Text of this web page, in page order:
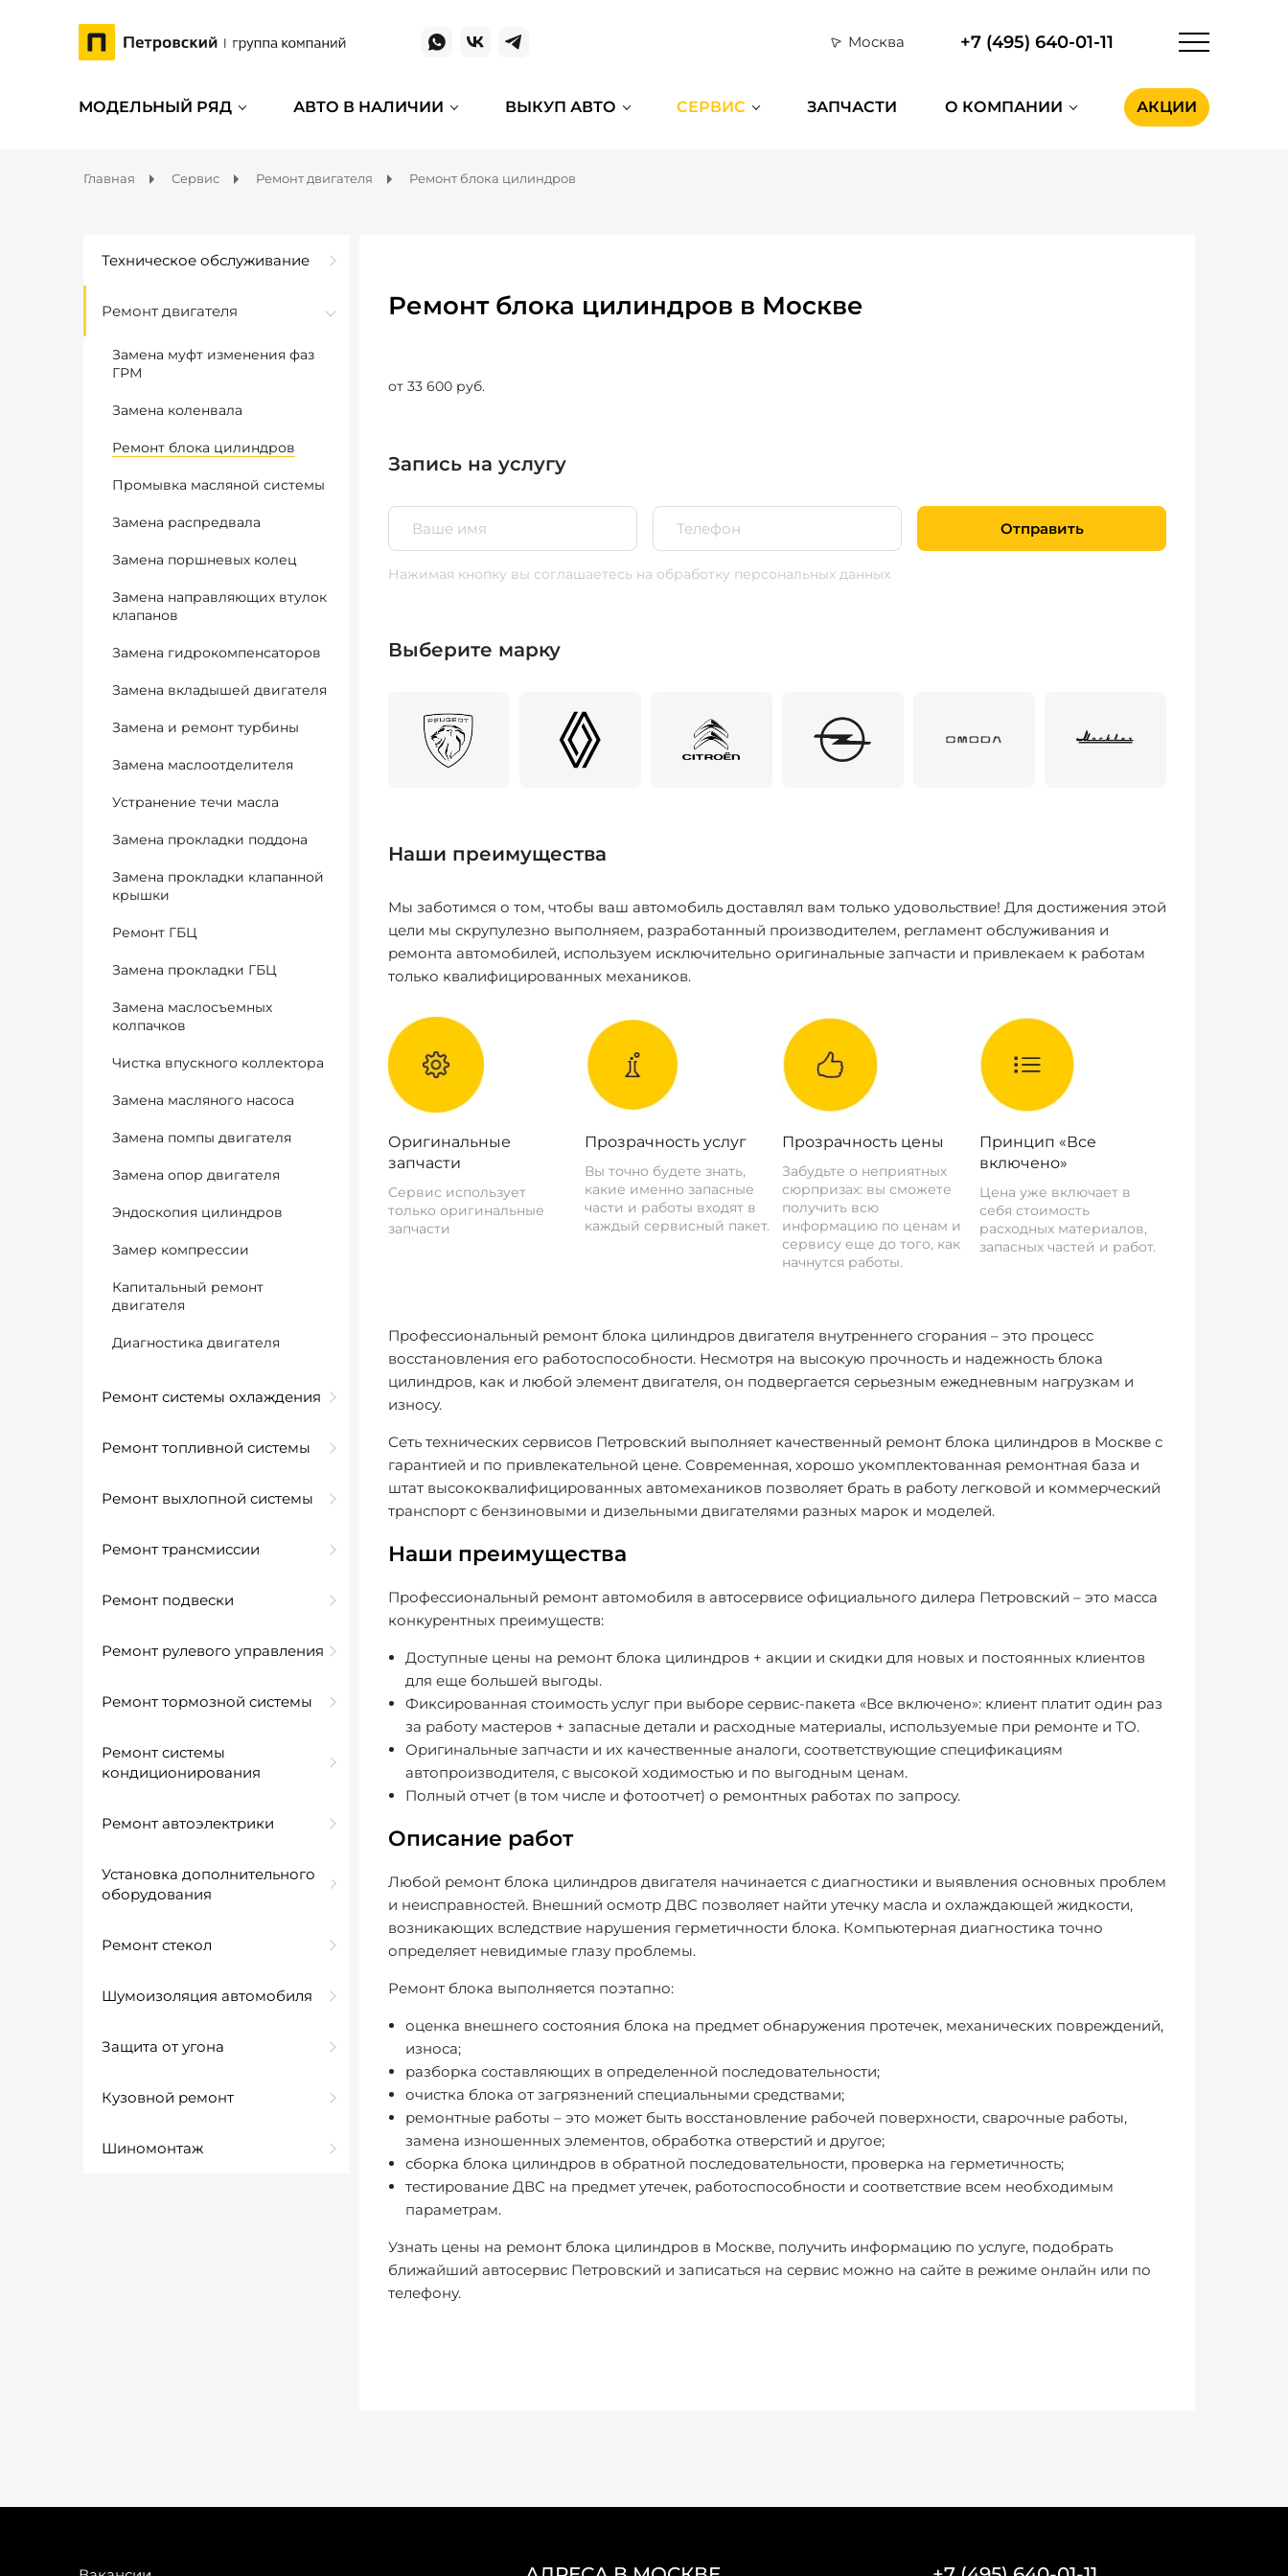
Москва +7 (495) 640-01-11
МОДЕЛЬНЫЙ РЯД АВТО В НАЛИЧИИ ВЫКУП АВТО СЕРВИС ЗАПЧАСТИ О КОМПАНИИ АКЦИИ
Главная Сервис Ремонт двигателя Ремонт блока цилиндров
Техническое обслуживание
Ремонт двигателя
Замена муфт изменения фаз
ГРМ
Замена коленвала
Ремонт блока цилиндров
Промывка масляной системы
Замена распредвала
Замена поршневых колец
Замена направляющих втулок
клапанов
Замена гидрокомпенсаторов
Замена вкладышей двигателя
Замена и ремонт турбины
Замена маслоотделителя
Устранение течи масла
Замена прокладки поддона
Замена прокладки клапанной
крышки
Ремонт ГБЦ
Замена прокладки ГБЦ
Замена маслосъемных
колпачков
Чистка впускного коллектора
Замена масляного насоса
Замена помпы двигателя
Замена опор двигателя
Эндоскопия цилиндров
Замер компрессии
Капитальный ремонт
двигателя
Диагностика двигателя
Ремонт системы охлаждения
Ремонт топливной системы
Ремонт выхлопной системы
Ремонт трансмиссии
Ремонт подвески
Ремонт рулевого управления
Ремонт тормозной системы
Ремонт системы
кондиционирования
Ремонт автоэлектрики
Установка дополнительного
оборудования
Ремонт стекол
Шумоизоляция автомобиля
Защита от угона
Кузовной ремонт
Шиномонтаж
Ремонт блока цилиндров в Москве
от 33 600 руб.
Запись на услугу
Отправить
Нажимая кнопку вы соглашаетесь на обработку персональных данных
Выберите марку
Наши преимущества
Мы заботимся о том, чтобы ваш автомобиль доставлял вам только удовольствие! Для достижения этой
цели мы скрупулезно выполняем, разработанный производителем, регламент обслуживания и
ремонта автомобилей, используем исключительно оригинальные запчасти и привлекаем к работам
только квалифицированных механиков.
Оригинальные
запчасти
Сервис использует
только оригинальные
запчасти
Прозрачность услуг
Вы точно будете знать,
какие именно запасные
части и работы входят в
каждый сервисный пакет.
Прозрачность цены
Забудьте о неприятных
сюрпризах: вы сможете
получить всю
информацию по ценам и
сервису еще до того, как
начнутся работы.
Принцип «Все
включено»
Цена уже включает в
себя стоимость
расходных материалов,
запасных частей и работ.
Профессиональный ремонт блока цилиндров двигателя внутреннего сгорания – это процесс
восстановления его работоспособности. Несмотря на высокую прочность и надежность блока
цилиндров, как и любой элемент двигателя, он подвергается серьезным ежедневным нагрузкам и
износу.
Сеть технических сервисов Петровский выполняет качественный ремонт блока цилиндров в Москве с
гарантией и по привлекательной цене. Современная, хорошо укомплектованная ремонтная база и
штат высококвалифицированных автомехаников позволяет брать в работу легковой и коммерческий
транспорт с бензиновыми и дизельными двигателями разных марок и моделей.
Наши преимущества
Профессиональный ремонт автомобиля в автосервисе официального дилера Петровский – это масса
конкурентных преимуществ:
Доступные цены на ремонт блока цилиндров + акции и скидки для новых и постоянных клиентов
для еще большей выгоды.
Фиксированная стоимость услуг при выборе сервис-пакета «Все включено»: клиент платит один раз
за работу мастеров + запасные детали и расходные материалы, используемые при ремонте и ТО.
Оригинальные запчасти и их качественные аналоги, соответствующие спецификациям
автопроизводителя, с высокой ходимостью и по выгодным ценам.
Полный отчет (в том числе и фотоотчет) о ремонтных работах по запросу.
Описание работ
Любой ремонт блока цилиндров двигателя начинается с диагностики и выявления основных проблем
и неисправностей. Внешний осмотр ДВС позволяет найти утечку масла и охлаждающей жидкости,
возникающих вследствие нарушения герметичности блока. Компьютерная диагностика точно
определяет невидимые глазу проблемы.
Ремонт блока выполняется поэтапно:
оценка внешнего состояния блока на предмет обнаружения протечек, механических повреждений,
износа;
разборка составляющих в определенной последовательности;
очистка блока от загрязнений специальными средствами;
ремонтные работы – это может быть восстановление рабочей поверхности, сварочные работы,
замена изношенных элементов, обработка отверстий и другое;
сборка блока цилиндров в обратной последовательности, проверка на герметичность;
тестирование ДВС на предмет утечек, работоспособности и соответствие всем необходимым
параметрам.
Узнать цены на ремонт блока цилиндров в Москве, получить информацию по услуге, подобрать
ближайший автосервис Петровский и записаться на сервис можно на сайте в режиме онлайн или по
телефону.